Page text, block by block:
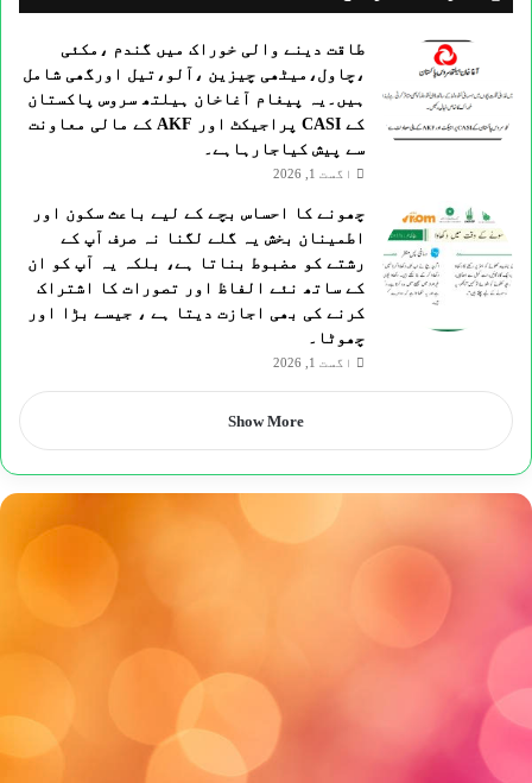
طاقت دینے والی خوراک میں گندم ،مکئی
،چاول،میٹھی چیزین ،آلو،تیل اورگھی شامل
ہیں۔یہ پیغام آغاخان ہیلتھ سروس پاکستان
کے CASI پراجیکٹ اور AKF کے مالی معاونت
سے پیش کیاجارہاہے۔
اگست 1, 2026
چھونے کا احساس بچے کے لیے باعث سکون اور
اطمینان بخش یہ گلے لگنا نہ صرف آپ کے
رشتے کو مضبوط بناتا ہے، بلکہ یہ آپ کو ان
کے ساتھ نئے الفاظ اور تصورات کا اشتراک
کرنے کی بھی اجازت دیتا ہے ، جیسے بڑا اور
چھوٹا۔
اگست 1, 2026
Show More